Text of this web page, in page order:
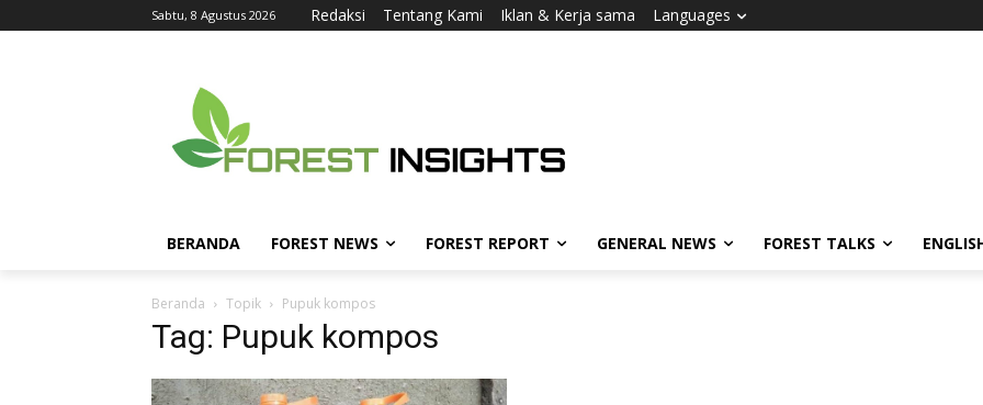
Sabtu, 8 Agustus 2026 Redaksi Tentang Kami Iklan & Kerja sama Languages
BERANDA FOREST NEWS FOREST REPORT GENERAL NEWS FOREST TALKS
Beranda Topik Pupuk kompos
Tag: Pupuk kompos